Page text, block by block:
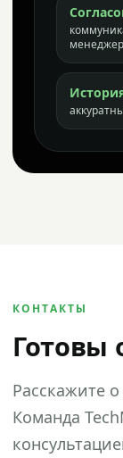
КОНТАКТЫ
Готовы
Расскажите
Команда